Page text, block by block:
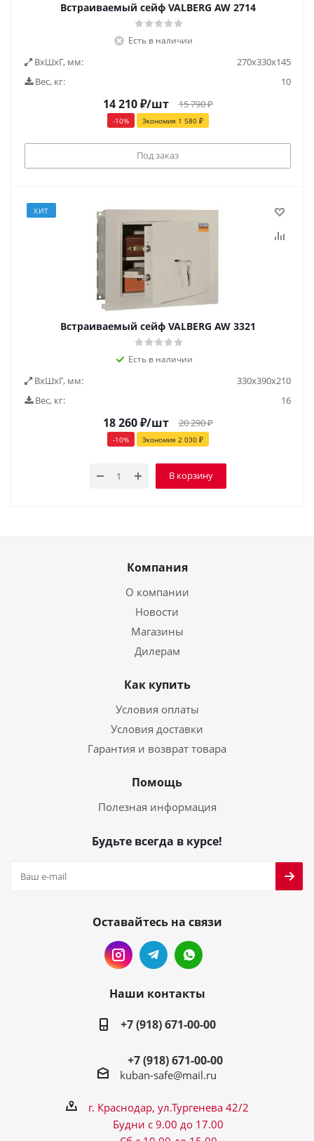
Встраиваемый сейф VALBERG AW 2714
Есть в наличии
ВxШxГ, мм:
270х330х145
Вес, кг:
10
14 210₽/шт 15 790₽
-10% Экономия 1 580₽
Под заказ
ХИТ
Встраиваемый сейф VALBERG AW 3321
Есть в наличии
ВxШxГ, мм:
330х390х210
Вес, кг:
16
18 260₽/шт 20 290₽
-10% Экономия 2 030₽
В корзину
Компания
О компании
Новости
Магазины
Дилерам
Как купить
Условия оплаты
Условия доставки
Гарантия и возврат товара
Помощь
Полезная информация
Будьте всегда в курсе!
Оставайтесь на связи
Наши контакты
+7 (918) 671-00-00
+7 (918) 671-00-00
kuban-safe@mail.ru
г. Краснодар, ул.Тургенева 42/2
Будни с 9.00 до 17.00